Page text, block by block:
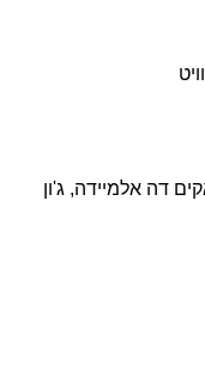
דה אלמיידה, ג'ון